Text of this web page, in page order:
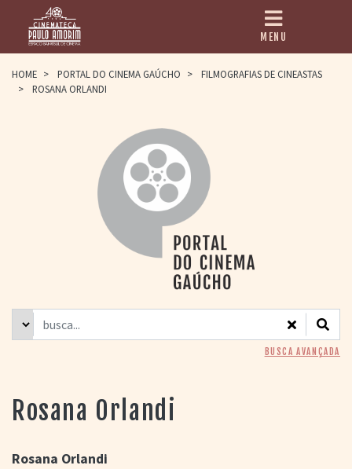
HOME
PAULO AMORIM
> HOMENAGEADOS
> EQUIPE
> ASSOCIAÇÃO DOS
> BIBLIOTECA
ROMEU GRIMALDI
> GRADE SEMANAL
> PREÇOS E
DESCONTOS
PORTAL DO
CINEMA GAÚCHO
> BUSCA AVANÇADA
MENU
HOME > PORTAL DO CINEMA GAÚCHO >
FILMOGRAFIAS DE CINEASTAS
>
ROSANA ORLANDI
BUSCA AVANÇADA
Rosana Orlandi
Rosana Orlandi